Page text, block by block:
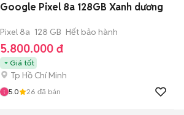
Google Pixel 8a 128GB Xanh dương
Pixel 8a 128 GB Hết bảo hành
5.800.000 đ
Giá tốt
Tp Hồ Chí Minh
5.0 26 đã bán